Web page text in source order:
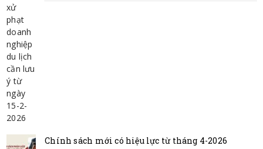
Chính sách mới có hiệu lực từ tháng 4-2026